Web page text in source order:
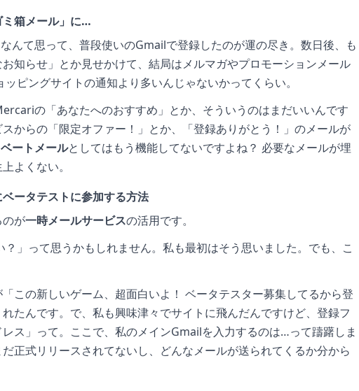
ミ箱メール」に…
んて思って、普段使いのGmailで登録したのが運の尽き。数日後、も
知らせ」とか見せかけて、結局はメルマガやプロモーションメール
ピングサイトの通知より多いんじゃないかってくらい。
の「あなたへのおすすめ」とか、そういうのはまだいいんです
からの「限定オファー！」とか、「登録ありがとう！」のメールが
ートメールとしてはもう機能してないですよね？ 必要なメールが埋
よくない。
ータテストに参加する方法
が一時メールサービスの活用です。
？」って思うかもしれません。私も最初はそう思いました。でも、こ
この新しいゲーム、超面白いよ！ ベータテスター募集してるから登
たんです。で、私も興味津々でサイトに飛んだんですけど、登録フ
ス」って。ここで、私のメインGmailを入力するのは…って躊躇しま
正式リリースされてないし、どんなメールが送られてくるか分から